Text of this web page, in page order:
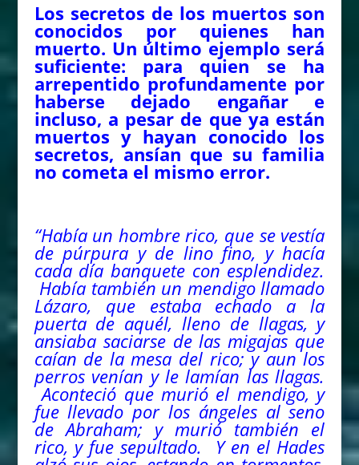
Los secretos de los muertos son
conocidos por quienes han
muerto. Un último ejemplo será
suficiente: para quien se ha
arrepentido profundamente por
haberse dejado engañar e
incluso, a pesar de que ya están
muertos y hayan conocido los
secretos, ansían que su familia
no cometa el mismo error.
“Había un hombre rico, que se vestía
de púrpura y de lino fino, y hacía
cada día banquete con esplendidez.
Había también un mendigo llamado
Lázaro, que estaba echado a la
puerta de aquél, lleno de llagas, y
ansiaba saciarse de las migajas que
caían de la mesa del rico; y aun los
perros venían y le lamían las llagas.
Aconteció que murió el mendigo, y
fue llevado por los ángeles al seno
de Abraham; y murió también el
rico, y fue sepultado. Y en el Hades